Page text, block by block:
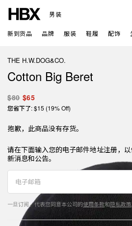
男装
新到货品 品牌 服装 鞋履 配饰
THE H.W.DOG&CO.
Cotton Big Beret
$80 $65
您省下了: $15 (19% Off)
抱歉，此商品没有存货。
请在下面输入您的电子邮件地址注册，
新消息和公告。
一旦订阅，代表您同意本公司的使用条款和隐私政策